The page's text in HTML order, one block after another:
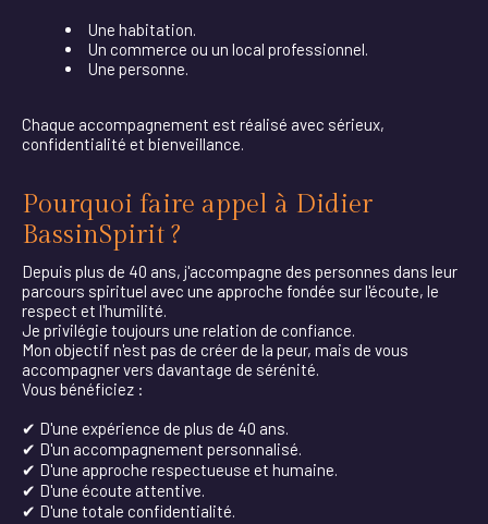
Une habitation.
Un commerce ou un local professionnel.
Une personne.
Chaque accompagnement est réalisé avec sérieux,
confidentialité et bienveillance.
Pourquoi faire appel à Didier
BassinSpirit ?
Depuis plus de 40 ans, j'accompagne des personnes dans leur
parcours spirituel avec une approche fondée sur l'écoute, le
respect et l'humilité.
Je privilégie toujours une relation de confiance.
Mon objectif n'est pas de créer de la peur, mais de vous
accompagner vers davantage de sérénité.
Vous bénéficiez :
✔ D'une expérience de plus de 40 ans.
✔ D'un accompagnement personnalisé.
✔ D'une approche respectueuse et humaine.
✔ D'une écoute attentive.
✔ D'une totale confidentialité.